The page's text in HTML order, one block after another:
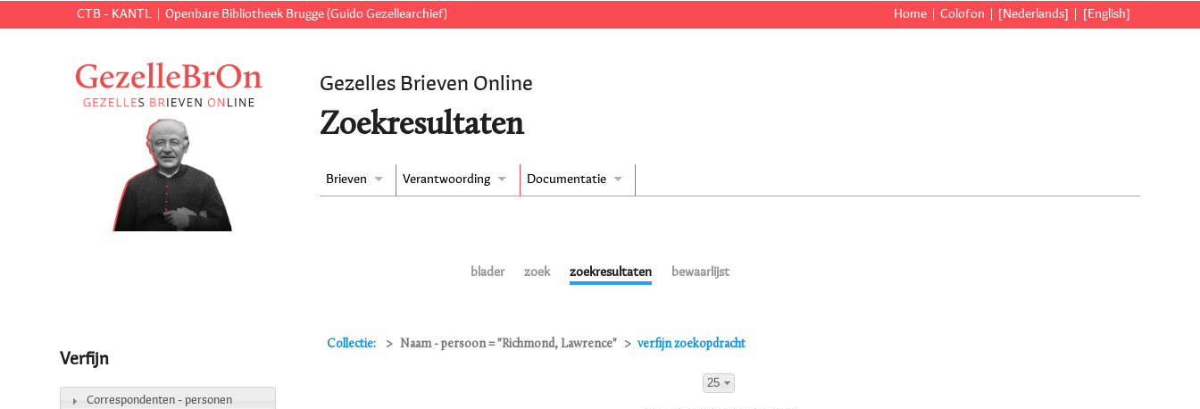
CTB - KANTL Openbare Bibliotheek Brugge (Guido Gezellearchief) Home Colofon [Nederlands] [English]
Gezelles Brieven Online
Zoekresultaten
Brieven Verantwoording Documentatie
blader zoek zoekresultaten bewaarlijst
Collectie: Naam - persoon = "Richmond, Lawrence" verfijn zoekopdracht
25
Verfijn
Correspondenten - personen